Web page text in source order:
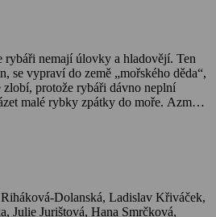
rybáři nemají úlovky a hladovějí. Ten
se vypraví do země „mořského děda“,
zlobí, protože rybáři dávno neplní
malé rybky zpátky do moře. Azmun
ploutvička a taky jedna
ho jen využívat.